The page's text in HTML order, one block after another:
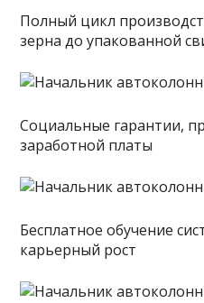
Полный цикл
зерна до упакованной
Социальные гарантии,
заработной платы
Бесплатное обучение
карьерный рост